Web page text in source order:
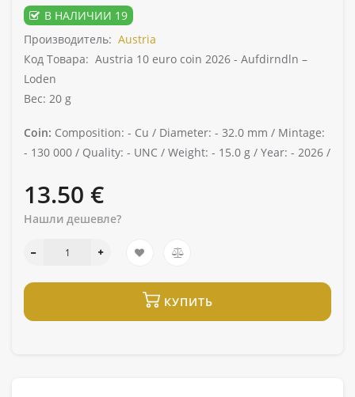
В НАЛИЧИИ 19
Производитель: Austria
Код Товара: Austria 10 euro coin 2026 - Aufdirndln –
Loden
Вес: 20 g
Coin: Composition: - Cu / Diameter: - 32.0 mm / Mintage:
- 130 000 / Quality: - UNC / Weight: - 15.0 g / Year: - 2026 /
13.50 €
Нашли дешевле?
КУПИТЬ